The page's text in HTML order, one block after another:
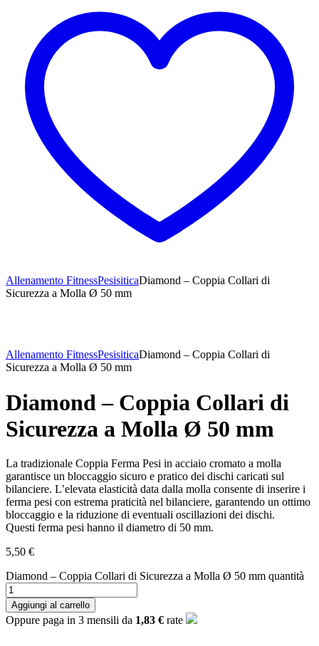
Allenamento FitnessPesisiticaDiamond – Coppia Collari di
Sicurezza a Molla Ø 50 mm
Allenamento FitnessPesisiticaDiamond – Coppia Collari di
Sicurezza a Molla Ø 50 mm
Diamond – Coppia Collari di
Sicurezza a Molla Ø 50 mm
La tradizionale Coppia Ferma Pesi in acciaio cromato a molla
garantisce un bloccaggio sicuro e pratico dei dischi caricati sul
bilanciere. L’elevata elasticità data dalla molla consente di inserire i
ferma pesi con estrema praticità nel bilanciere, garantendo un ottimo
bloccaggio e la riduzione di eventuali oscillazioni dei dischi.
Questi ferma pesi hanno il diametro di 50 mm.
5,50 €
Diamond – Coppia Collari di Sicurezza a Molla Ø 50 mm quantità
Aggiungi al carrello
Oppure paga in 3 mensili da 1,83 € rate